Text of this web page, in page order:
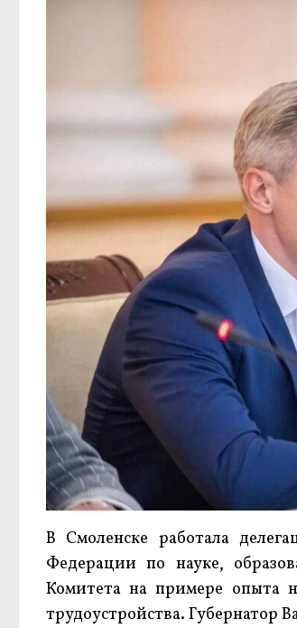
В Смоленске работала
Федерации по науке,
Комитета на примере опыта
трудоустройства. Губернатор